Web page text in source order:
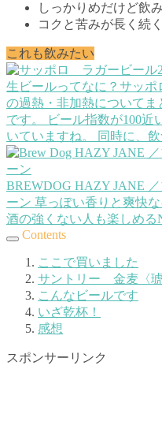
しっかりめだけど飲
コクと苦みが長く続く
これも飲みたい
生ビールってなに？サッ
の過熱・非加熱についてま
です。 ビール指数が100近
いていますね。 同時に、
BREWDOG HAZY JANE
ーン 草っぽい香りと爽快
酒の強くない人も楽しめる
Contents
ここで買いました
サントリー 金麦〈琥
こんなビールです
いざ乾杯！
感想
スポンサーリンク